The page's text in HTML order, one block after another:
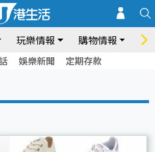
玩樂情報 購物情報 飲
娛樂新聞 定期存款